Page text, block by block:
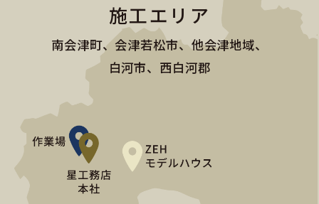
施工エリア
南会津町、会津若松市、他会津地域、
白河市、西白河郡